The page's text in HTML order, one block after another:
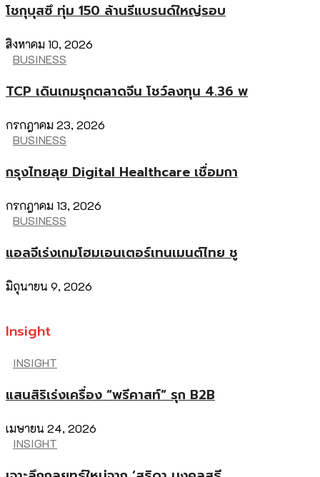
โชกุบุสซึ ทุ่ม 150 ล้านรีแบรนด์ใหญ่รอบ
สิงหาคม 10, 2026
BUSINESS
TCP เดินเกมรุกตลาดจีน โชว์ลงทุน 4.36 พ
กรกฎาคม 23, 2026
BUSINESS
กรุงไทยลุย Digital Healthcare เชื่อมกา
กรกฎาคม 13, 2026
BUSINESS
แอลจีเร่งเกมโฮมเอนเตอร์เทนเมนต์ไทย ชู
มิถุนายน 9, 2026
Insight
INSIGHT
แสนสิริเร่งเครื่อง “พรีคาสท์” รุก B2B
เมษายน 24, 2026
INSIGHT